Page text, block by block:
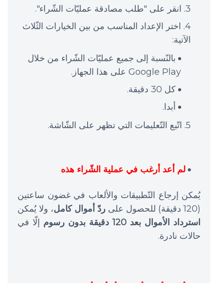
انقر على "طلب مصادقة عمليّات الشّراء".
اختر الإعداد المناسب من بين الخيارات الثّلاث
الآتية:
بالنّسبة إلى جميع عمليّات الشّراء من خلال
Google Play على هذا الجهاز.
كل 30 دقيقة.
أبدا.
اتّبع التّعليمات التي تظهر على الشّاشة.
لم أعد أرغب في عملية الشّراء هذه
يُمكن إرجاع التّطبيقات والألعاب في غضون ساعتين
(120 دقيقة) للحصول على
ردّ أموال كامل، ولا يُمكن
استرداد الأموال بعد 120 دقيقة بدون رسوم
إلّا في
حالات نادرة.